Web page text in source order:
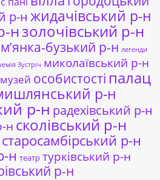
р-н жидачівський р-н
нзолочівський р-н
бузький р-н легенди
Зустріч миколаївський р-н
музей особистості палац
р-н
р-н радехівський р-н
н сколівський р-н
старосамбірський р-н
н театр турківський р-н
р-н